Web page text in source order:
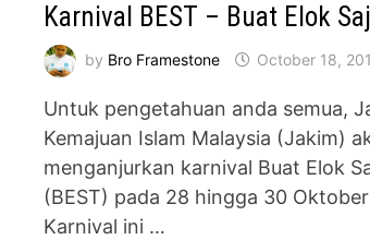
Karnival BEST – Buat Elok
by Bro Framestone October 18,
Untuk pengetahuan anda semua,
Kemajuan Islam Malaysia (Jakim)
menganjurkan karnival Buat Elok
(BEST) pada 28 hingga 30
Karnival ini …